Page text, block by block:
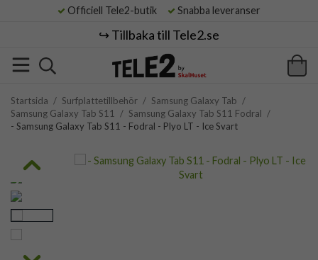
Officiell Tele2-butik Snabba leveranser
↪️ Tillbaka till Tele2.se
Startsida / Surfplattetillbehör / Samsung Galaxy Tab /
Samsung Galaxy Tab S11
/ Samsung Galaxy Tab S11 Fodral /
- Samsung Galaxy Tab S11 - Fodral - Plyo LT - Ice Svart